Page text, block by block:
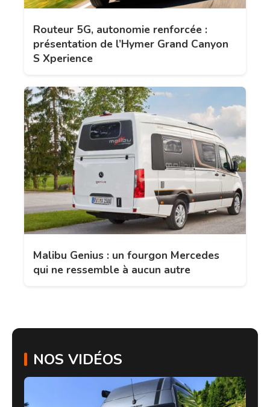
Routeur 5G, autonomie renforcée :
présentation de l’Hymer Grand Canyon
S Xperience
Malibu Genius : un fourgon Mercedes
qui ne ressemble à aucun autre
NOS VIDÉOS